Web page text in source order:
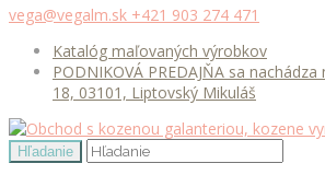
vega@vegalm.sk +421 903 274 471
Katalóg maľovaných výrobkov
PODNIKOVÁ PREDAJŇA sa
18, 03101, Liptovský Mikuláš